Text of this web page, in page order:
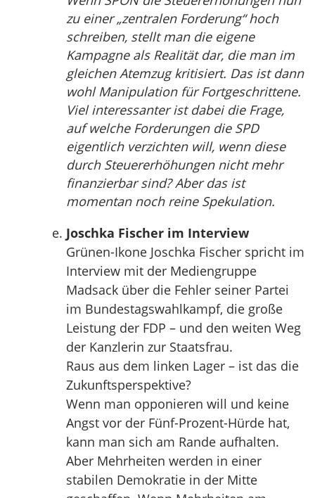
zu einer „zentralen Forderung“ hoch
schreiben, stellt man die eigene
Kampagne als Realität dar, die man im
gleichen Atemzug kritisiert. Das ist dann
wohl Manipulation für Fortgeschrittene.
Viel interessanter ist dabei die Frage,
auf welche Forderungen die SPD
eigentlich verzichten will, wenn diese
durch Steuererhöhungen nicht mehr
finanzierbar sind? Aber das ist
momentan noch reine Spekulation.
Joschka Fischer im Interview
Grünen-Ikone Joschka Fischer spricht im
Interview mit der Mediengruppe
Madsack über die Fehler seiner Partei
im Bundestagswahlkampf, die große
Leistung der FDP – und den weiten Weg
der Kanzlerin zur Staatsfrau.
Raus aus dem linken Lager – ist das die
Zukunftsperspektive?
Wenn man opponieren will und keine
Angst vor der Fünf-Prozent-Hürde hat,
kann man sich am Rande aufhalten.
Aber Mehrheiten werden in einer
stabilen Demokratie in der Mitte